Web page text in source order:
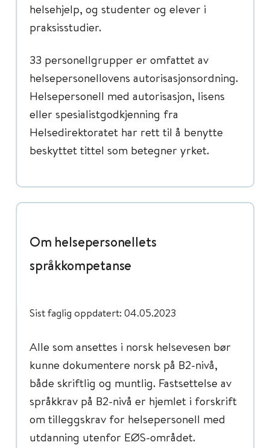
helsehjelp, og studenter og elever i
praksisstudier.
33 personellgrupper er omfattet av
helsepersonellovens autorisasjonsordning.
Helsepersonell med autorisasjon, lisens
eller spesialistgodkjenning fra
Helsedirektoratet har rett til å benytte
beskyttet tittel som betegner yrket.
Om helsepersonellets
språkkompetanse
Sist faglig oppdatert: 04.05.2023
Alle som ansettes i norsk helsevesen bør
kunne dokumentere norsk på B2-nivå,
både skriftlig og muntlig. Fastsettelse av
språkkrav på B2-nivå er hjemlet i forskrift
om tilleggskrav for helsepersonell med
utdanning utenfor EØS-området.